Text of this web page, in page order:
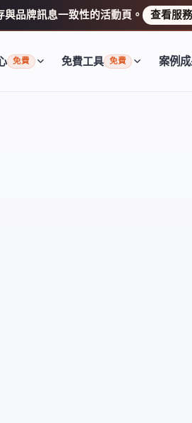
品牌訊息一致性的活動頁。 查看服
免費 免費工具 免費 案例